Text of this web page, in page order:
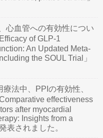
心血管への有効性につい
of GLP-1
An Updated Meta-
the SOUL Trial」
法中、PPIの有効性、
effectiveness
after myocardial
Insights from a
表されました。